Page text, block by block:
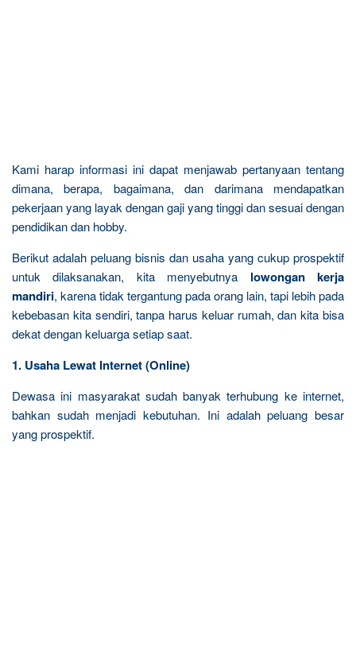
Kami harap informasi ini dapat menjawab pertanyaan tentang
dimana, berapa, bagaimana, dan darimana mendapatkan
pekerjaan yang layak dengan gaji yang tinggi dan sesuai dengan
pendidikan dan hobby.
Berikut adalah peluang bisnis dan usaha yang cukup prospektif
untuk dilaksanakan, kita menyebutnya lowongan kerja
mandiri, karena tidak tergantung pada orang lain, tapi lebih pada
kebebasan kita sendiri, tanpa harus keluar rumah, dan kita bisa
dekat dengan keluarga setiap saat.
1. Usaha Lewat Internet (Online)
Dewasa ini masyarakat sudah banyak terhubung ke internet,
bahkan sudah menjadi kebutuhan. Ini adalah peluang besar
yang prospektif.